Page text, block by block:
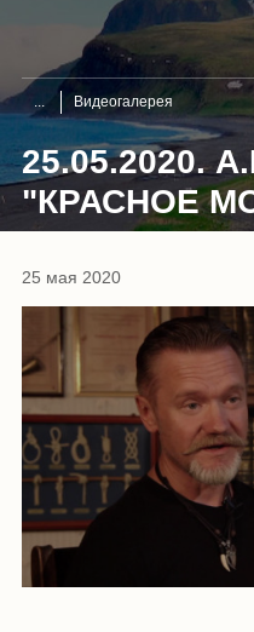
Видеогалерея
25.05.2020.
"КРАСНОЕ
25 мая 2020